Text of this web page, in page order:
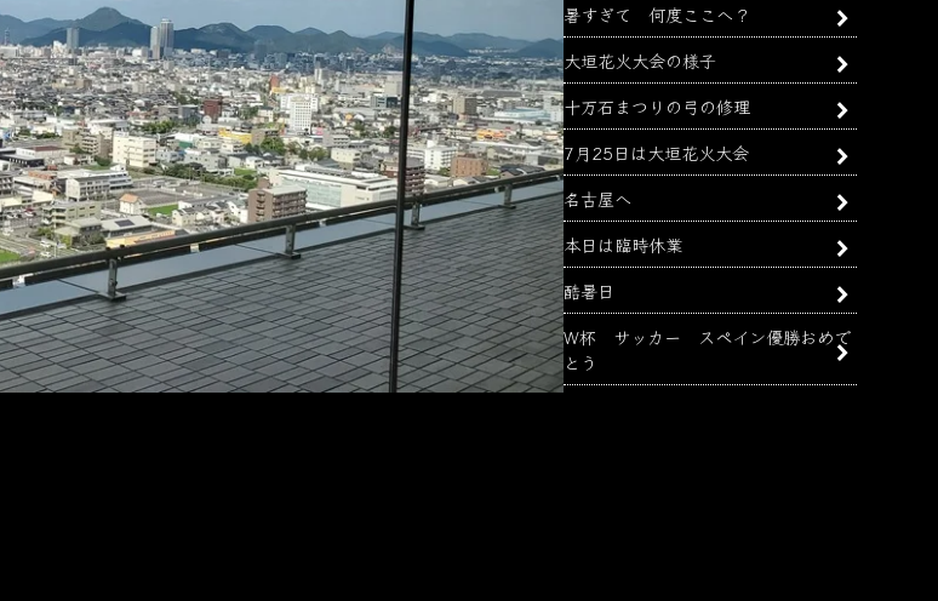
暑すぎて 何度ここへ？
大垣花火大会の様子
十万石まつりの弓の修理
7月25日は大垣花火大会
名古屋へ
本日は臨時休業
酷暑日
W杯 サッカー スペイン優勝おめで
とう